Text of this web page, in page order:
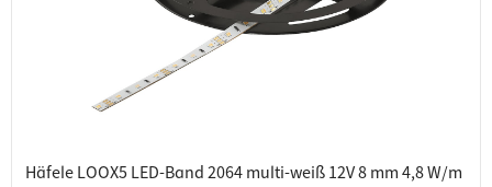
Häfele LOOX5 LED-Band 2064 multi-weiß 12V 8 mm 4,8 W/m